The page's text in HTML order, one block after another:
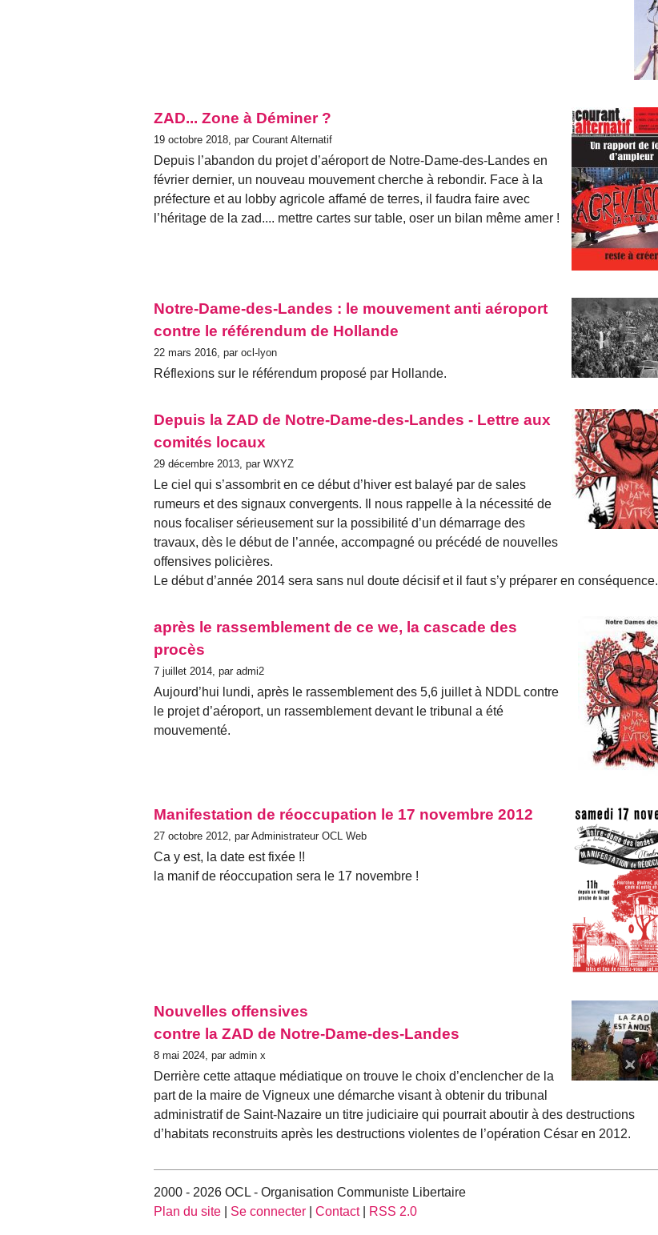
ZAD... Zone à Déminer ?
19 octobre 2018, par Courant Alternatif
Depuis l’abandon du projet d’aéroport de Notre-Dame-des-Landes en
février dernier, un nouveau mouvement cherche à rebondir. Face à la
préfecture et au lobby agricole affamé de terres, il faudra faire avec
l’héritage de la zad.... mettre cartes sur table, oser un bilan même amer !
Notre-Dame-des-Landes : le mouvement anti aéroport
contre le référendum de Hollande
22 mars 2016, par ocl-lyon
Réflexions sur le référendum proposé par Hollande.
Depuis la ZAD de Notre-Dame-des-Landes - Lettre aux
comités locaux
29 décembre 2013, par WXYZ
Le ciel qui s’assombrit en ce début d’hiver est balayé par de sales
rumeurs et des signaux convergents. Il nous rappelle à la nécessité de
nous focaliser sérieusement sur la possibilité d’un démarrage des
travaux, dès le début de l’année, accompagné ou précédé de nouvelles
offensives policières.
Le début d’année 2014 sera sans nul doute décisif et il faut s’y préparer en conséquence.
après le rassemblement de ce we, la cascade des
procès
7 juillet 2014, par admi2
Aujourd’hui lundi, après le rassemblement des 5,6 juillet à NDDL contre
le projet d’aéroport, un rassemblement devant le tribunal a été
mouvementé.
Manifestation de réoccupation le 17 novembre 2012
27 octobre 2012, par Administrateur OCL Web
Ca y est, la date est fixée !!
la manif de réoccupation sera le 17 novembre !
Nouvelles offensives
contre la ZAD de Notre-Dame-des-Landes
8 mai 2024, par admin x
Derrière cette attaque médiatique on trouve le choix d’enclencher de la
part de la maire de Vigneux une démarche visant à obtenir du tribunal
administratif de Saint-Nazaire un titre judiciaire qui pourrait aboutir à des destructions
d’habitats reconstruits après les destructions violentes de l’opération César en 2012.
2000 - 2026 OCL - Organisation Communiste Libertaire
Plan du site
Se connecter Contact| RSS 2.0